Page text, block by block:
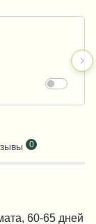
0
60-65 дней